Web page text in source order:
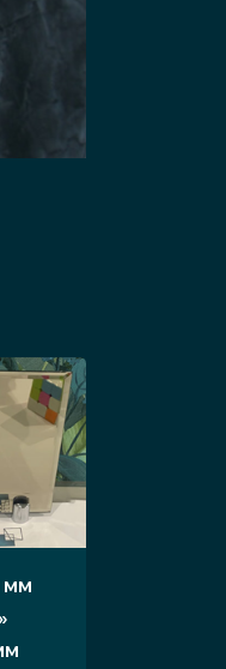
мм